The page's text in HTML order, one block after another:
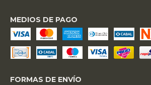
MEDIOS DE PAGO
FORMAS DE ENVÍO